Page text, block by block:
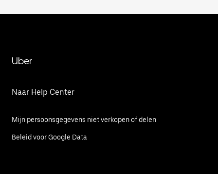
Uber
Naar Help Center
Mijn persoonsgegevens niet verkopen of delen
Beleid voor Google Data